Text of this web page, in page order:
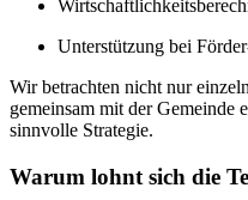
Unterstützung bei
Wir betrachten nicht nur
gemeinsam mit der Gemeinde
sinnvolle Strategie.
Warum lohnt sich die